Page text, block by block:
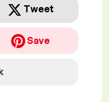
Tweet
Save